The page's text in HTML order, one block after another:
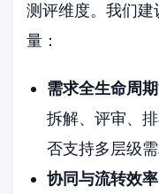
测评维度。我们
量：
需求全生命周
拆解、评审、
否支持多层级
协同与流转效率